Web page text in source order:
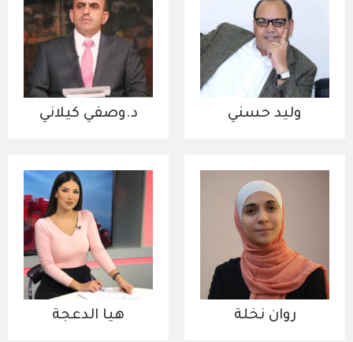
وليد حسني د.وصفي كيلاني
روان نخلة هيا الدعجة